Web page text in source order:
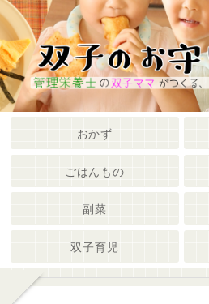
おかず
ごはんもの
副菜
双子育児
メニュー